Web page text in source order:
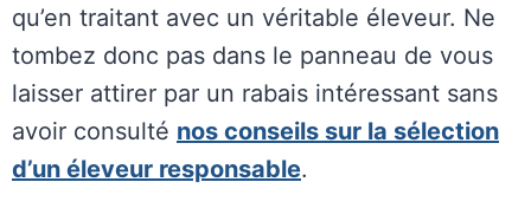
qu’en traitant avec un véritable éleveur. Ne
tombez donc pas dans le panneau de vous
laisser attirer par un rabais intéressant sans
avoir consulté nos conseils sur la sélection
d’un éleveur responsable.